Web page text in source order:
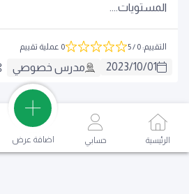
المستويات....
التقييم:
0
/ 5 0 عملية تقييم
2023/10/01 مدرس خصوصي
الرئيسية حسابي اضافة عرض